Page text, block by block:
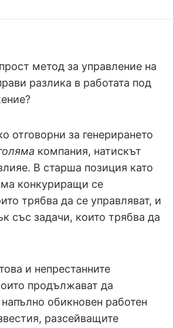
метод за управление на
разлика в работата под
отговорни за генерирането
компания, натискът
В старша позиция като
конкуриращи се
трябва да се управляват, и
със задачи, които трябва да
и непрестанните
продължават да
обикновен работен
разсейващите